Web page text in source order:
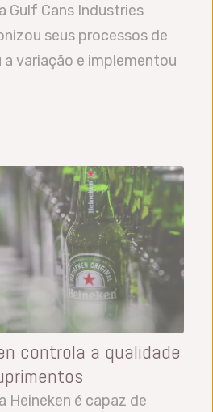
Gulf Cans Industries
seus processos de
a variação e implementou
controla a qualidade
Heineken é capaz de